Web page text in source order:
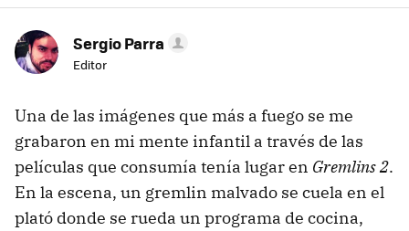
Sergio Parra
Editor
Una de las imágenes que más a fuego se me
grabaron en mi mente infantil a través de las
películas que consumía tenía lugar en Gremlins 2.
En la escena, un gremlin malvado se cuela en el
plató donde se rueda un programa de cocina,